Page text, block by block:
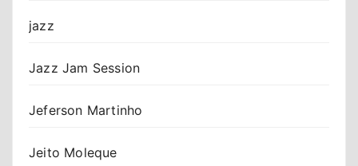
jazz
Jazz Jam Session
Jeferson Martinho
Jeito Moleque